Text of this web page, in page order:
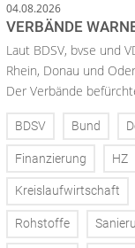
04.08.2026
VERBÄNDE
Laut BDSV, bvse und
Rhein, Donau und
Der Verbände
BDSV Bund
Finanzierung HZ
Kreislaufwirtschaft
Rohstoffe